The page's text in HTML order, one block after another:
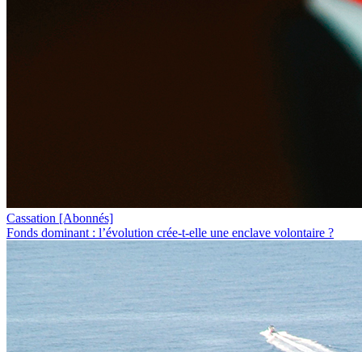
Cassation [Abonnés]
Fonds dominant : l’évolution crée-t-elle une enclave volontaire ?